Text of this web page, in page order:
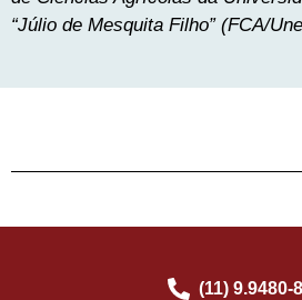
“Júlio de Mesquita Filho” (FCA/
(11) 9.9480-